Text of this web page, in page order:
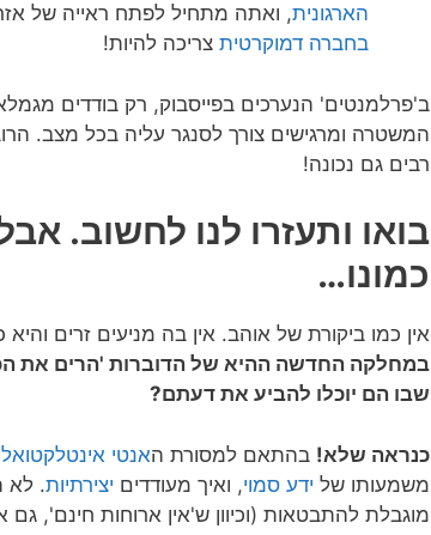
הארגונית, ואתה מתחיל לפתח ראייה של
בחברה דמוקרטית צריכה להיות!
ב'פרלמנטים' הנערכים בפייסבוק, רק בודדים
המשטרה ומרגישים צורך לסנגר עליה בכל מצב.
רבים גם נכונה!
בואו ותעזרו לנו לחשוב.
כמונו…
אין כמו ביקורת של אוהב. אין בה מניעים זרים והיא
במחלקה החדשה ההיא של הדוברות 'הרים את
שבו הם יוכלו להביע את דעתם?
כנראה שלא! בהתאם למסורת האנטי
משמעותו של ידע סמוי, ואיך מעודדים יצירתיות. לא
מוגבלת להתבטאות (וכיוון ש'אין ארוחות חינם', גם